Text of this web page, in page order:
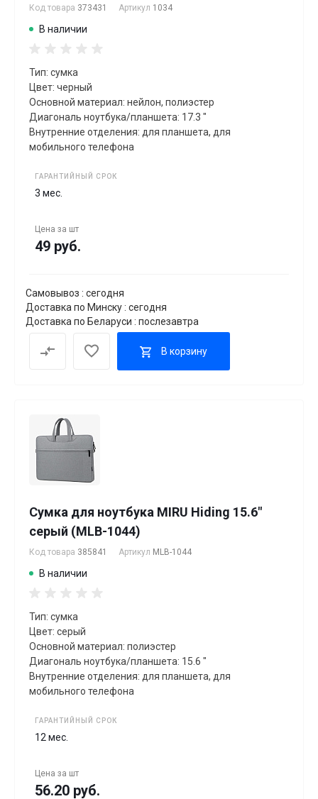
Код товара 373431 Артикул 1034
В наличии
Тип: сумка
Цвет: черный
Основной материал: нейлон, полиэстер
Диагональ ноутбука/планшета: 17.3 "
Внутренние отделения: для планшета, для
мобильного телефона
ГАРАНТИЙНЫЙ СРОК
3 мес.
Цена за шт
49 руб.
Самовывоз : сегодня
Доставка по Минску : сегодня
Доставка по Беларуси : послезавтра
В корзину
Сумка для ноутбука MIRU Hiding 15.6"
серый (MLB-1044)
Код товара 385841 Артикул MLB-1044
В наличии
Тип: сумка
Цвет: серый
Основной материал: полиэстер
Диагональ ноутбука/планшета: 15.6 "
Внутренние отделения: для планшета, для
мобильного телефона
ГАРАНТИЙНЫЙ СРОК
12 мес.
Цена за шт
56.20 руб.